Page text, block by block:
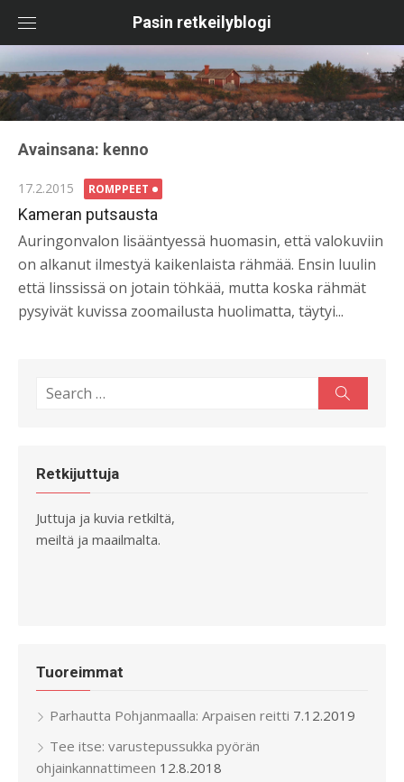
content
Pasin retkeilyblogi
Avainsana: kenno
Posted
on
17.2.2015 ROMPPEET
Kameran putsausta
Auringonvalon lisääntyessä huomasin, että valokuviin
on alkanut ilmestyä kaikenlaista rähmää. Ensin luulin
että linssissä on jotain töhkää, mutta koska rähmät
pysyivät kuvissa zoomailusta huolimatta, täytyi...
Search
Retkijuttuja
Juttuja ja kuvia retkiltä,
meiltä ja maailmalta.
Tuoreimmat
Parhautta Pohjanmaalla: Arpaisen reitti 7.12.2019
Tee itse: varustepussukka pyörän
ohjainkannattimeen 12.8.2018